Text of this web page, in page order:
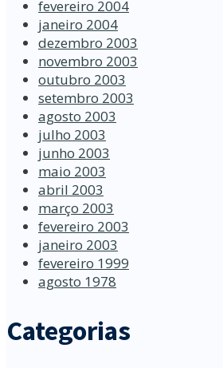
fevereiro 2004
janeiro 2004
dezembro 2003
novembro 2003
outubro 2003
setembro 2003
agosto 2003
julho 2003
junho 2003
maio 2003
abril 2003
março 2003
fevereiro 2003
janeiro 2003
fevereiro 1999
agosto 1978
Categorias